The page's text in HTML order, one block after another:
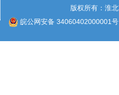
版权所有：淮
皖公网安备 34060402000001号